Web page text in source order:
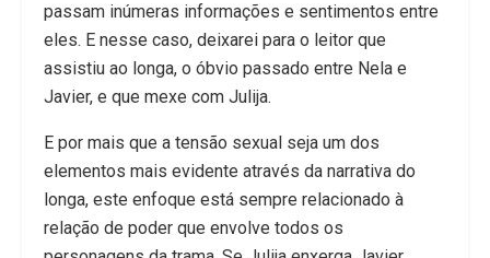
passam inúmeras informações e sentimentos entre
eles. E nesse caso, deixarei para o leitor que
assistiu ao longa, o óbvio passado entre Nela e
Javier, e que mexe com Julija.
E por mais que a tensão sexual seja um dos
elementos mais evidente através da narrativa do
longa, este enfoque está sempre relacionado à
relação de poder que envolve todos os